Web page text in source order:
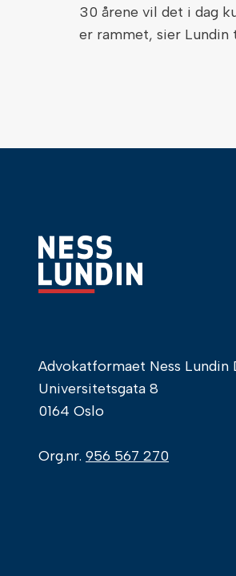
30 årene vil det i dag
er rammet, sier Lundin
Advokatformaet Ness Lundin
Universitetsgata 8
0164 Oslo
Org.nr. 956 567 270